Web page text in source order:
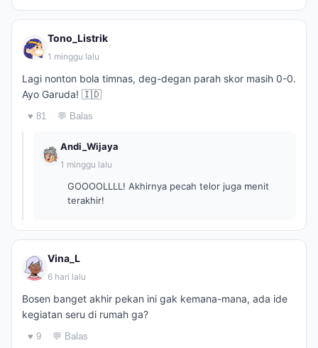
Tono_Listrik
1 minggu lalu
Lagi nonton bola timnas, deg-degan parah skor masih 0-0.
Ayo Garuda! 🇮🇩
♥ 81 💬 Balas
Andi_Wijaya
1 minggu lalu
GOOOOLLLL! Akhirnya pecah telor juga menit
terakhir!
Vina_L
6 hari lalu
Bosen banget akhir pekan ini gak kemana-mana, ada ide
kegiatan seru di rumah ga?
♥ 9 💬 Balas